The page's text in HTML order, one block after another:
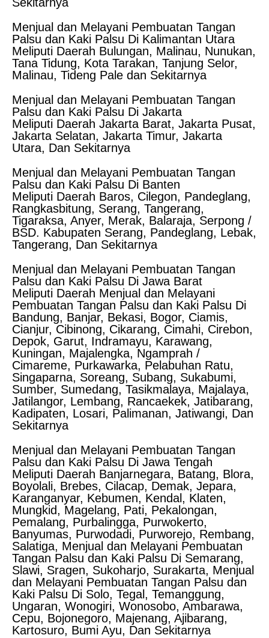
Sekitarnya
Menjual dan Melayani Pembuatan Tangan
Palsu dan Kaki Palsu Di Kalimantan Utara
Meliputi Daerah Bulungan, Malinau, Nunukan,
Tana Tidung, Kota Tarakan, Tanjung Selor,
Malinau, Tideng Pale dan Sekitarnya
Menjual dan Melayani Pembuatan Tangan
Palsu dan Kaki Palsu Di Jakarta
Meliputi Daerah Jakarta Barat, Jakarta Pusat,
Jakarta Selatan, Jakarta Timur, Jakarta
Utara, Dan Sekitarnya
Menjual dan Melayani Pembuatan Tangan
Palsu dan Kaki Palsu Di Banten
Meliputi Daerah Baros, Cilegon, Pandeglang,
Rangkasbitung, Serang, Tangerang,
Tigaraksa, Anyer, Merak, Balaraja, Serpong /
BSD. Kabupaten Serang, Pandeglang, Lebak,
Tangerang, Dan Sekitarnya
Menjual dan Melayani Pembuatan Tangan
Palsu dan Kaki Palsu Di Jawa Barat
Meliputi Daerah Menjual dan Melayani
Pembuatan Tangan Palsu dan Kaki Palsu Di
Bandung, Banjar, Bekasi, Bogor, Ciamis,
Cianjur, Cibinong, Cikarang, Cimahi, Cirebon,
Depok, Garut, Indramayu, Karawang,
Kuningan, Majalengka, Ngamprah /
Cimareme, Purkawarka, Pelabuhan Ratu,
Singaparna, Soreang, Subang, Sukabumi,
Sumber, Sumedang, Tasikmalaya, Majalaya,
Jatilangor, Lembang, Rancaekek, Jatibarang,
Kadipaten, Losari, Palimanan, Jatiwangi, Dan
Sekitarnya
Menjual dan Melayani Pembuatan Tangan
Palsu dan Kaki Palsu Di Jawa Tengah
Meliputi Daerah Banjarnegara, Batang, Blora,
Boyolali, Brebes, Cilacap, Demak, Jepara,
Karanganyar, Kebumen, Kendal, Klaten,
Mungkid, Magelang, Pati, Pekalongan,
Pemalang, Purbalingga, Purwokerto,
Banyumas, Purwodadi, Purworejo, Rembang,
Salatiga, Menjual dan Melayani Pembuatan
Tangan Palsu dan Kaki Palsu Di Semarang,
Slawi, Sragen, Sukoharjo, Surakarta, Menjual
dan Melayani Pembuatan Tangan Palsu dan
Kaki Palsu Di Solo, Tegal, Temanggung,
Ungaran, Wonogiri, Wonosobo, Ambarawa,
Cepu, Bojonegoro, Majenang, Ajibarang,
Kartosuro, Bumi Ayu, Dan Sekitarnya